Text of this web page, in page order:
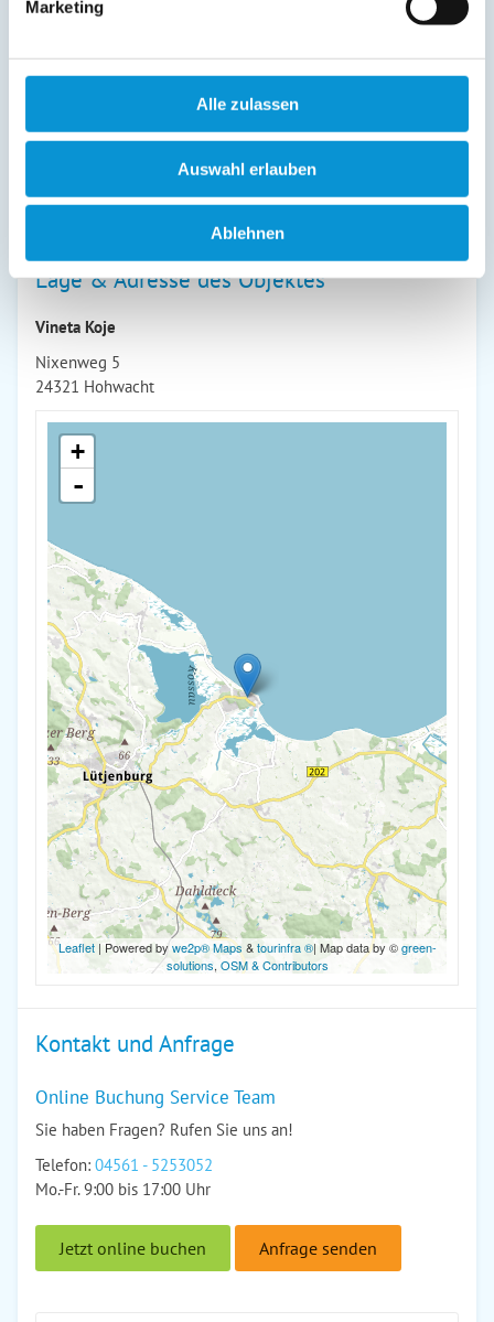
Marketing
Alle zulassen
Auswahl erlauben
Ablehnen
Sesseln lädt zum Verweilen ein. Ein separater Raum mit
geräumige Badezimmer verfügt über ein Waschbecken,
und ein PKW-Stellplatz steht direkt vor dem Haus zur
Verfügung. Haustiere sind willkommen.
weiterlesen
Lage & Adresse des Objektes
Vineta Koje
Nixenweg 5
24321 Hohwacht
+
-
Leaflet| Powered bywe2p® Maps &tourinfra ®| Map data by ©green-
solutions, OSM & Contributors
Kontakt und Anfrage
Online Buchung Service Team
Sie haben Fragen? Rufen Sie uns an!
Telefon: 04561 - 5253052
Mo.-Fr. 9:00 bis 17:00 Uhr
Jetzt online buchen Anfrage senden